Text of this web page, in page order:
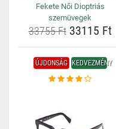
Fekete Női Dioptriás
szemüvegek
33755 Ft33115 Ft
ÚJDONSÁG KEDVEZMÉNY